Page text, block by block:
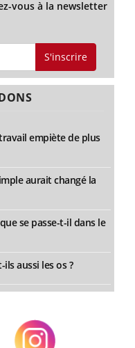
vous à la newsletter
S'inscrire
empiète de plus
aurait changé la
se passe-t-il dans le
aussi les os ?